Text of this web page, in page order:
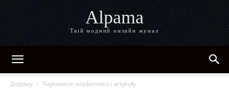
Alpama
Твій модний онлайн жунал
Додому Najnowsze wiadomości i artykuły